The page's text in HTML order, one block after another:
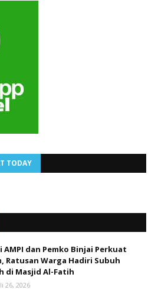
TODAY
AMPI dan Pemko Binjai Perkuat
Ratusan Warga Hadiri Subuh
di Masjid Al-Fatih
26, 2026